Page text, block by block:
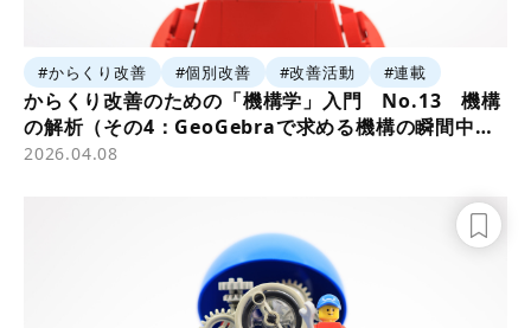
#からくり改善 #個別改善 #改善活動 #連載
からくり改善のための「機構学」入門 No.13 機構
の解析（その4：GeoGebraで求める機構の瞬間中
心）
2026.04.08